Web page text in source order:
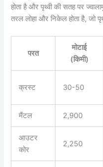
होता है और पृथ्वी की सतह पर
तरल लोहा और निकेल होता है, जो
परत
मोटाई
(किमी)
क्रस्ट 30-50
मैंटल 2,900
आउटर
कोर
2,250